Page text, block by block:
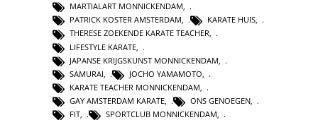
MARTIALART MONNICKENDAM,
PATRICK KOSTER AMSTERDAM, KARATE HUIS,
THERESE ZOEKENDE KARATE TEACHER,
LIFESTYLE KARATE
JAPANSE KRIJGSKUNST MONNICKENDAM
SAMURAI
JOCHO YAMAMOTO
KARATE TEACHER MONNICKENDAM
GAY AMSTERDAM KARATE
ONS GENOEGEN
FIT
SPORTCLUB MONNICKENDAM